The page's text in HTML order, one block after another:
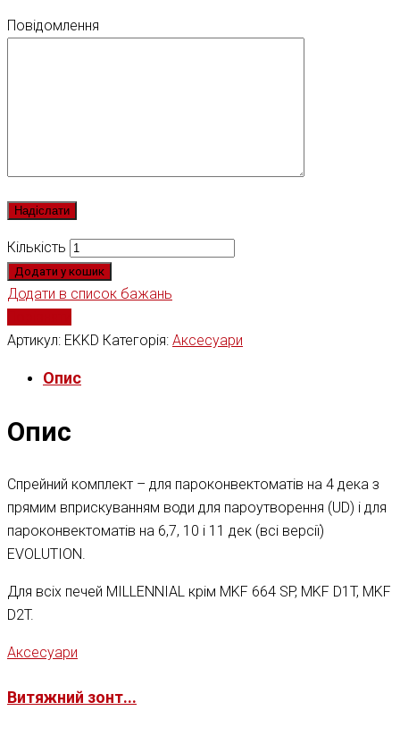
Повідомлення
Кількість
Додати у кошик
Додати в список бажань
Артикул: EKKD Категорія: Аксесуари
Опис
Опис
Спрейний комплект – для пароконвектоматів на 4 дека з
прямим вприскуванням води для пароутворення (UD) і для
пароконвектоматів на 6,7, 10 і 11 дек (всі версії)
EVOLUTION.
Для всіх печей MILLENNIAL крім MKF 664 SP, MKF D1T, MKF
D2T.
Аксесуари
Витяжний зонт...